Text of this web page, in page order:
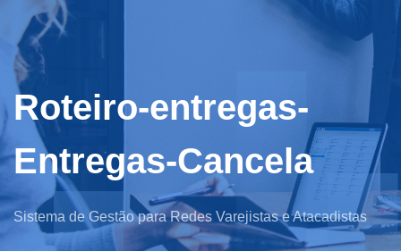
Roteiro-entregas-
Entregas-Cancela
Sistema de Gestão para Redes Varejistas e Atacadistas